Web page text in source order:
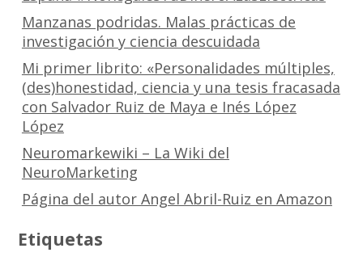
Manzanas podridas. Malas prácticas de
investigación y ciencia descuidada
Mi primer librito: «Personalidades múltiples,
(des)honestidad, ciencia y una tesis fracasada
con Salvador Ruiz de Maya e Inés López
López
Neuromarkewiki – La Wiki del
NeuroMarketing
Página del autor Angel Abril-Ruiz en Amazon
Etiquetas